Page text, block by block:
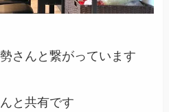
さんと繋がっています
と共有です